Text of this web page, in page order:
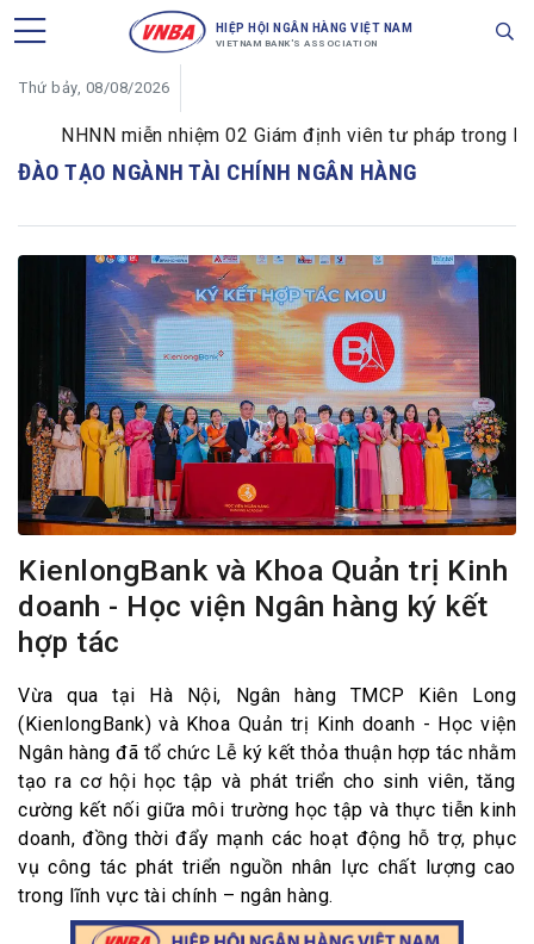
HIỆP HỘI NGÂN HÀNG VIỆT NAM
VIETNAM BANK'S ASSOCIATION
Thứ bảy, 08/08/2026
NHNN miễn nhiệm 02 Giám định viên tư pháp trong
ĐÀO TẠO NGÀNH TÀI CHÍNH NGÂN HÀNG
KienlongBank và Khoa Quản trị Kinh
doanh - Học viện Ngân hàng ký kết
hợp tác
Vừa qua tại Hà Nội, Ngân hàng TMCP Kiên Long
(KienlongBank) và Khoa Quản trị Kinh doanh - Học viện
Ngân hàng đã tổ chức Lễ ký kết thỏa thuận hợp tác nhằm
tạo ra cơ hội học tập và phát triển cho sinh viên, tăng
cường kết nối giữa môi trường học tập và thực tiễn kinh
doanh, đồng thời đẩy mạnh các hoạt động hỗ trợ, phục
vụ công tác phát triển nguồn nhân lực chất lượng cao
trong lĩnh vực tài chính – ngân hàng.